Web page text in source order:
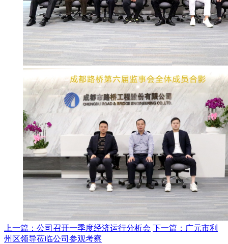
上一篇：公司召开一季度经济运行分析会 下一篇：广元市利
州区领导莅临公司参观考察